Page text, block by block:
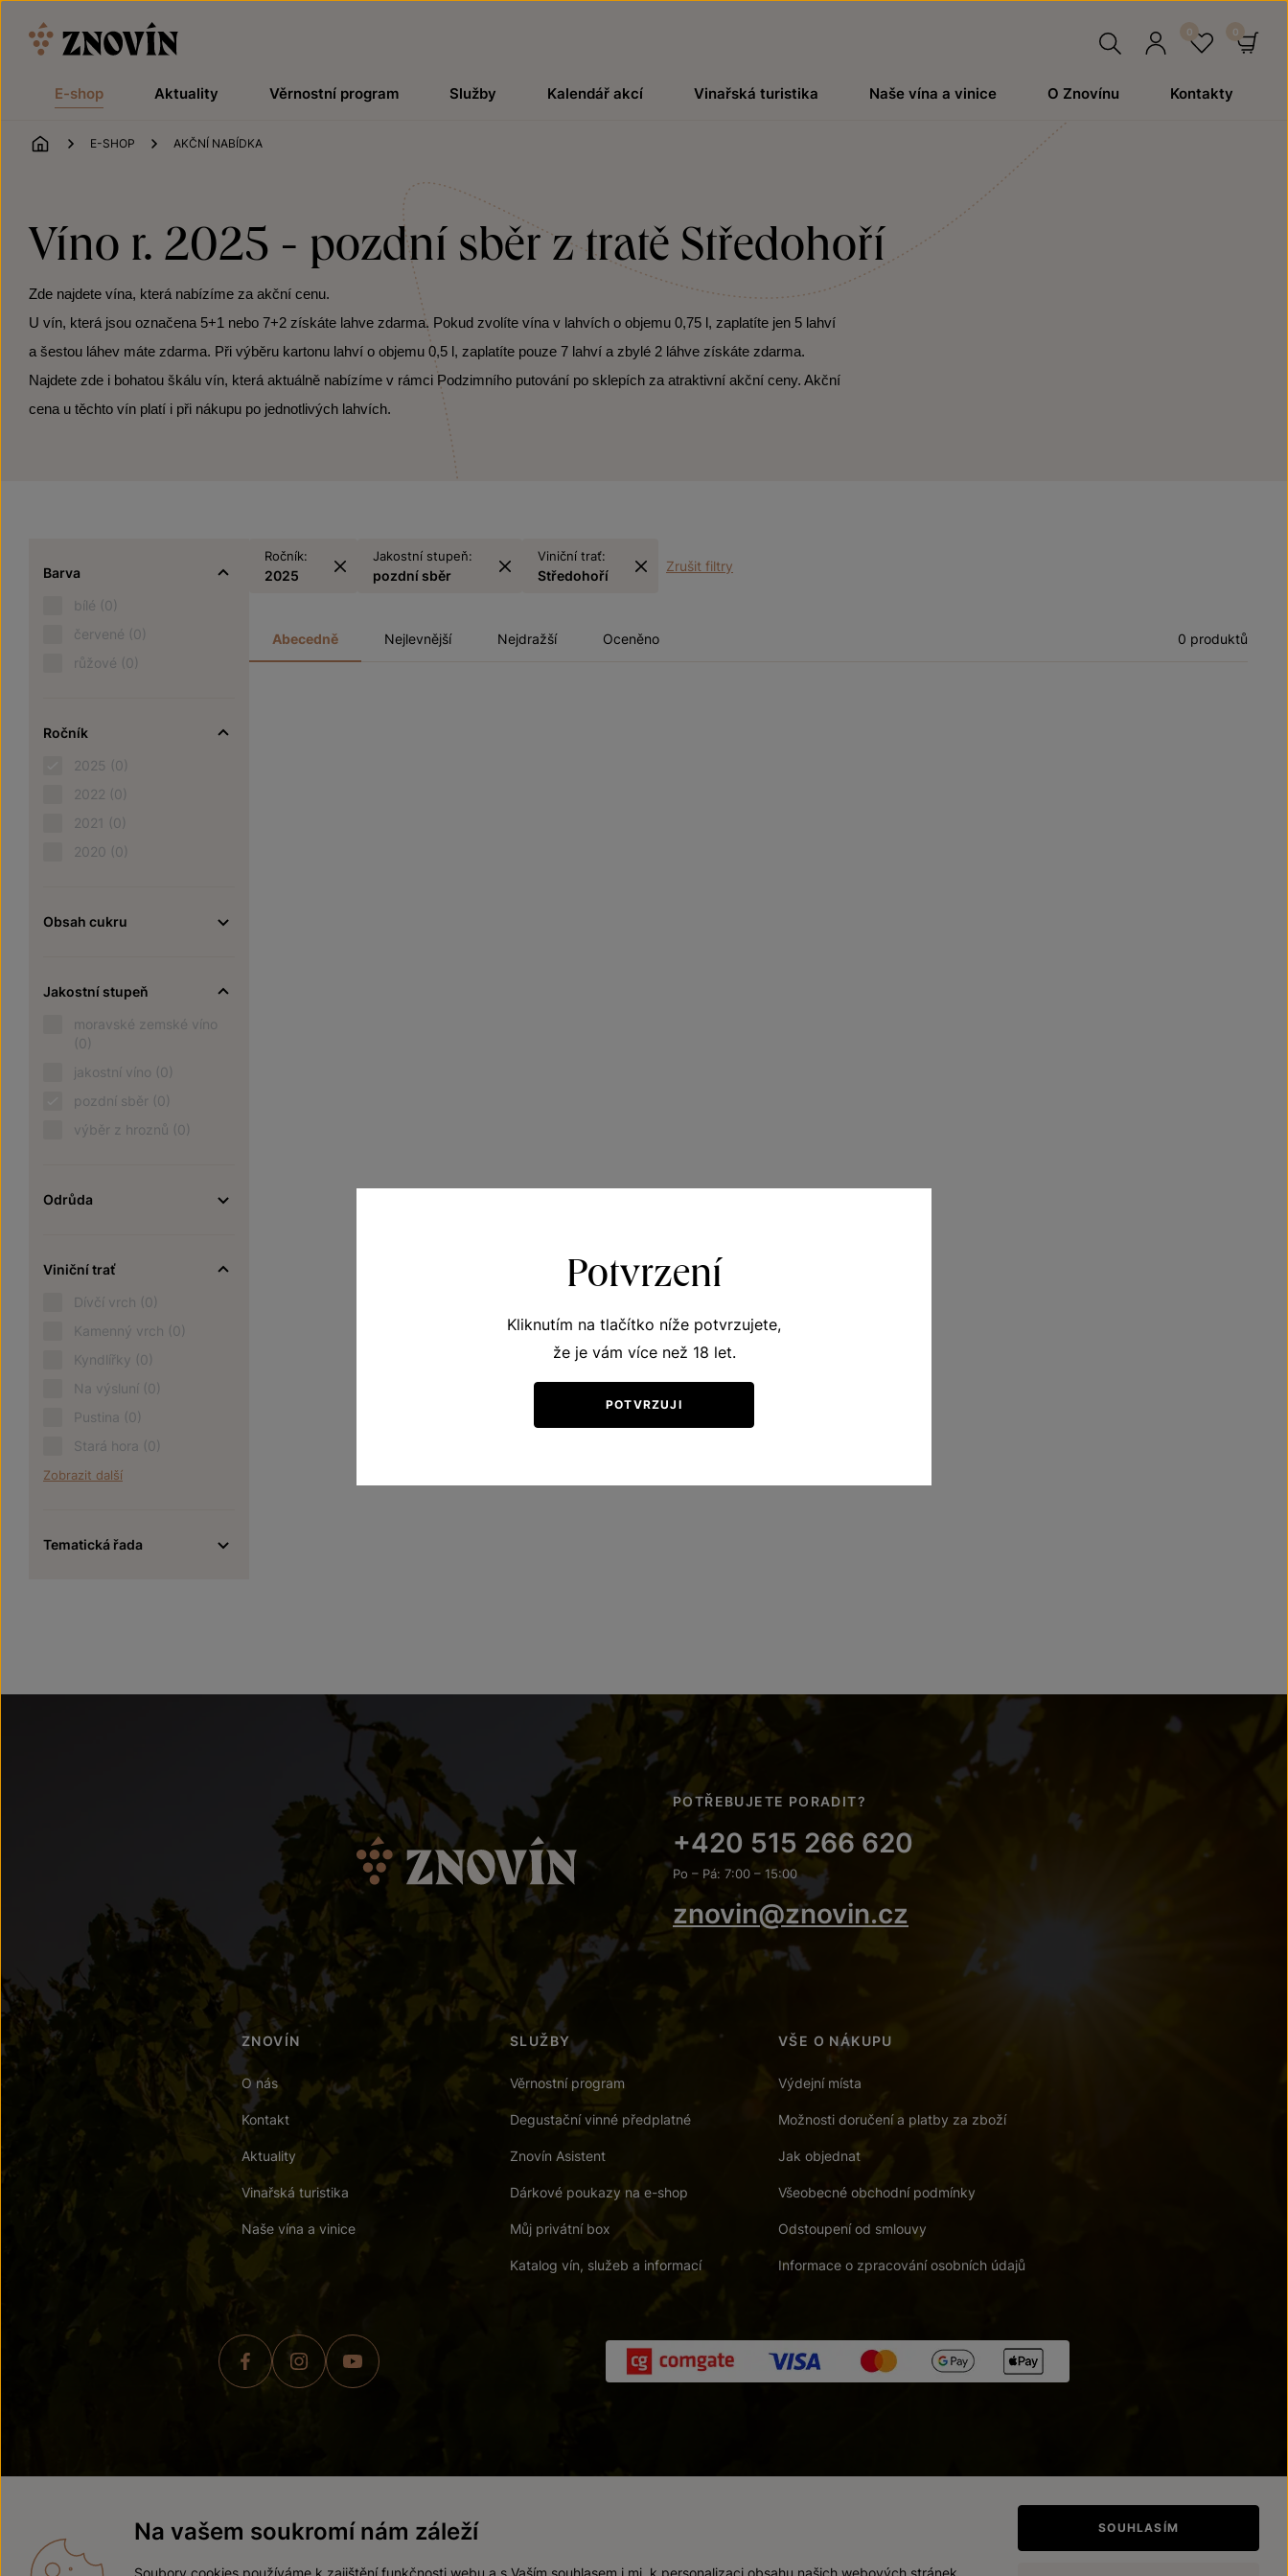
E-shop Aktuality Věrnostní program Služby Kalendář akcí Vinařská turistika Naše vína a vinice O Znovínu Kontakty
ÚVOD
E-SHOP AKČNÍ NABÍDKA
Víno r. 2025 - pozdní sběr z tratě Středohoří
Zde najdete vína, která nabízíme za akční cenu.
U vín, která jsou označena 5+1 nebo 7+2 získáte lahve zdarma. Pokud zvolíte vína v lahvích o objemu 0,75 l, zaplatíte jen 5 lahví
a šestou láhev máte zdarma. Při výběru kartonu lahví o objemu 0,5 l, zaplatíte pouze 7 lahví a zbylé 2 láhve získáte zdarma.
Najdete zde i bohatou škálu vín, která aktuálně nabízíme v rámci Podzimního putování po sklepích za atraktivní akční ceny. Akční
cena u těchto vín platí i při nákupu po jednotlivých lahvích.
Barva
bílé (0)
červené (0)
růžové (0)
Ročník
2025 (0)
2022 (0)
2021 (0)
2020 (0)
Obsah cukru
Jakostní stupeň
moravské zemské víno
(0)
jakostní víno (0)
pozdní sběr (0)
výběr z hroznů (0)
Odrůda
Viniční trať
Dívčí vrch (0)
Kamenný vrch (0)
Kyndlířky (0)
Na výsluní (0)
Pustina (0)
Stará hora (0)
Zobrazit další
Tematická řada
Ročník:
2025
Jakostní stupeň:
pozdní sběr
Viniční trať:
Středohoří
Zrušit filtry
Abecedně Nejlevnější Nejdražší Oceněno 0 produktů
POTŘEBUJETE PORADIT?
+420 515 266 620
Po – Pá: 7:00 – 15:00
znovin@znovin.cz
ZNOVÍN
O nás
Kontakt
Aktuality
Vinařská turistika
Naše vína a vinice
SLUŽBY
Věrnostní program
Degustační vinné předplatné
Znovín Asistent
Dárkové poukazy na e-shop
Můj privátní box
Katalog vín, služeb a informací
VŠE O NÁKUPU
Výdejní místa
Možnosti doručení a platby za zboží
Jak objednat
Všeobecné obchodní podmínky
Odstoupení od smlouvy
Informace o zpracování osobních údajů
Zákaz prodeje alkoholických nápojů osobám mladším 18 let.
Vytvořil webProgress
Potvrzení
Kliknutím na tlačítko níže potvrzujete,
že je vám více než 18 let.
POTVRZUJI
Na vašem soukromí nám záleží
Soubory cookies používáme k zajištění funkčnosti webu a s Vaším souhlasem i mj. k personalizaci obsahu našich webových stránek.
SOUHLASÍM